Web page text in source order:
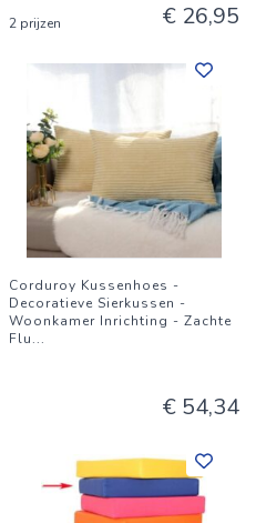
2 prijzen € 26,95
Corduroy Kussenhoes -
Decoratieve Sierkussen -
Woonkamer Inrichting - Zachte
Flu...
€ 54,34